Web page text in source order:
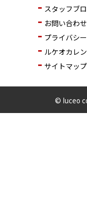
スタッフブ
お問い合わせ
プライバシ
ルケオカレ
サイトマップ
© Iuceo